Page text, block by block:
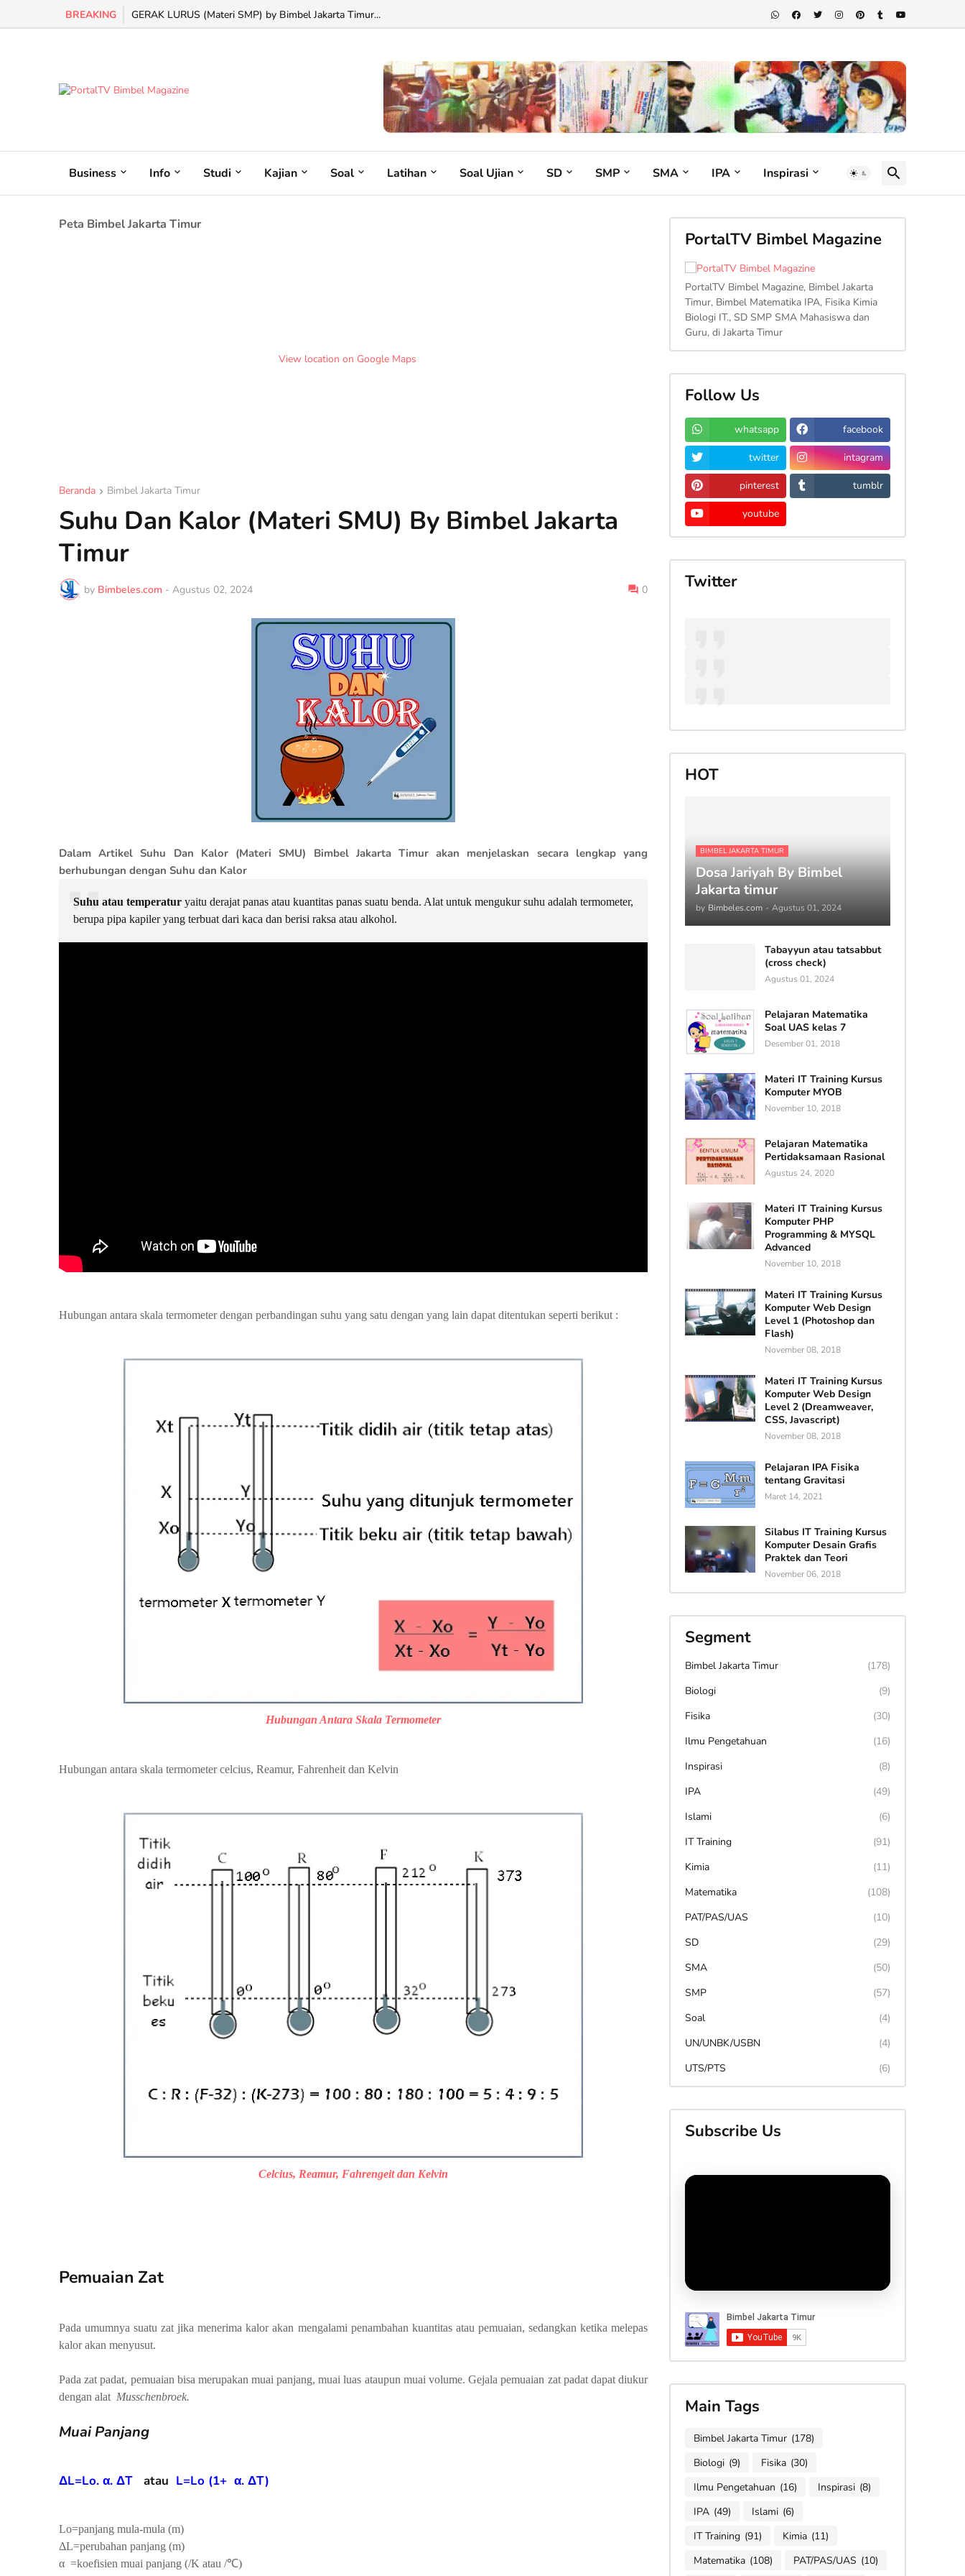
BREAKING GERAK LURUS (Materi SMP) by Bimbel Jakarta Timur...
Business Info Studi Kajian Soal Latihan Soal Ujian SD SMP SMA IPA Inspirasi
Peta Bimbel Jakarta Timur
View location on Google Maps
Beranda Bimbel Jakarta Timur
Suhu Dan Kalor (Materi SMU) By Bimbel Jakarta
Timur
by Bimbeles.com - Agustus 02, 2024 0
Dalam Artikel Suhu Dan Kalor (Materi SMU) Bimbel Jakarta Timur akan menjelaskan secara lengkap yang
berhubungan dengan Suhu dan Kalor
Suhu atau temperatur yaitu derajat panas atau kuantitas panas suatu benda. Alat untuk mengukur suhu adalah termometer,
berupa pipa kapiler yang terbuat dari kaca dan berisi raksa atau alkohol.
Hubungan antara skala termometer dengan perbandingan suhu yang satu dengan yang lain dapat ditentukan seperti berikut :
Hubungan Antara Skala Termometer
Hubungan antara skala termometer celcius, Reamur, Fahrenheit dan Kelvin
Celcius, Reamur, Fahrengeit dan Kelvin
Pemuaian Zat
Pada umumnya suatu zat jika menerima kalor akan mengalami penambahan kuantitas atau pemuaian, sedangkan ketika melepas
kalor akan menyusut.
Pada zat padat, pemuaian bisa merupakan muai panjang, muai luas ataupun muai volume. Gejala pemuaian zat padat dapat diukur
dengan alat Musschenbroek.
Muai Panjang
ΔL=Lo. α. ΔT atau L=Lo (1+ α. ΔT)
Lo=panjang mula-mula (m)
ΔL=perubahan panjang (m)
α =koefisien muai panjang (/K atau /℃)
PortalTV Bimbel Magazine
PortalTV Bimbel Magazine, Bimbel Jakarta
Timur, Bimbel Matematika IPA, Fisika Kimia
Biologi IT., SD SMP SMA Mahasiswa dan
Guru, di Jakarta Timur
Follow Us
whatsapp facebook
twitter intagram
pinterest tumblr
youtube
Twitter
HOT
BIMBEL JAKARTA TIMUR
Dosa Jariyah By Bimbel
Jakarta timur
by Bimbeles.com - Agustus 01, 2024
Tabayyun atau tatsabbut
(cross check)
Agustus 01, 2024
Pelajaran Matematika
Soal UAS kelas 7
Desember 01, 2018
Materi IT Training Kursus
Komputer MYOB
November 10, 2018
Pelajaran Matematika
Pertidaksamaan Rasional
Agustus 24, 2020
Materi IT Training Kursus
Komputer PHP
Programming & MYSQL
Advanced
November 10, 2018
Materi IT Training Kursus
Komputer Web Design
Level 1 (Photoshop dan
Flash)
November 08, 2018
Materi IT Training Kursus
Komputer Web Design
Level 2 (Dreamweaver,
CSS, Javascript)
November 08, 2018
Pelajaran IPA Fisika
tentang Gravitasi
Maret 14, 2021
Silabus IT Training Kursus
Komputer Desain Grafis
Praktek dan Teori
November 06, 2018
Segment
Bimbel Jakarta Timur
(178)
Biologi
(9)
Fisika
(30)
Ilmu Pengetahuan
(16)
Inspirasi
(8)
IPA
(49)
Islami
(6)
IT Training
(91)
Kimia
(11)
Matematika
(108)
PAT/PAS/UAS
(10)
SD
(29)
SMA
(50)
SMP
(57)
Soal
(4)
UN/UNBK/USBN
(4)
UTS/PTS
(6)
Subscribe Us
Main Tags
Bimbel Jakarta Timur (178)
Biologi (9) Fisika (30)
Ilmu Pengetahuan (16) Inspirasi (8)
IPA (49) Islami (6)
IT Training (91) Kimia (11)
Matematika (108) PAT/PAS/UAS (10)